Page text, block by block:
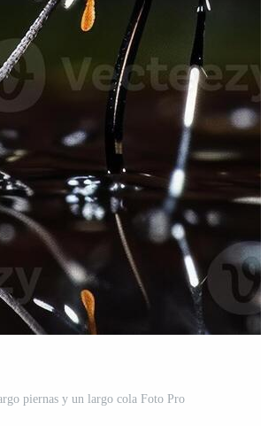
piernas y un largo cola Foto Pro